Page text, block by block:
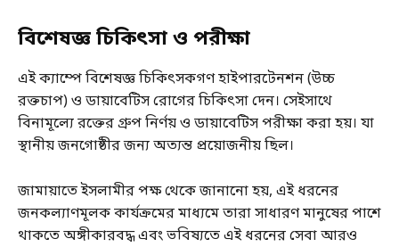
বিশেষজ্ঞ চিকিৎসা ও পরীক্ষা
এই ক্যাম্পে বিশেষজ্ঞ চিকিৎসকগণ হাইপারটেনশন (উচ্চ
রক্তচাপ) ও ডায়াবেটিস রোগের চিকিৎসা দেন। সেইসাথে
বিনামূল্যে রক্তের গ্রুপ নির্ণয় ও ডায়াবেটিস পরীক্ষা করা হয়। যা
স্থানীয় জনগোষ্ঠীর জন্য অত্যন্ত প্রয়োজনীয় ছিল।
জামায়াতে ইসলামীর পক্ষ থেকে জানানো হয়, এই ধরনের
জনকল্যাণমূলক কার্যক্রমের মাধ্যমে তারা সাধারণ মানুষের পাশে
থাকতে অঙ্গীকারবদ্ধ এবং ভবিষ্যতে এই ধরনের সেবা আরও